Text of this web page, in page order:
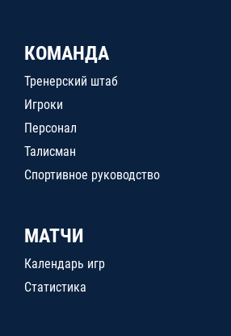
КОМАНДА
Тренерский штаб
Игроки
Персонал
Талисман
Спортивное руководство
МАТЧИ
Календарь игр
Статистика